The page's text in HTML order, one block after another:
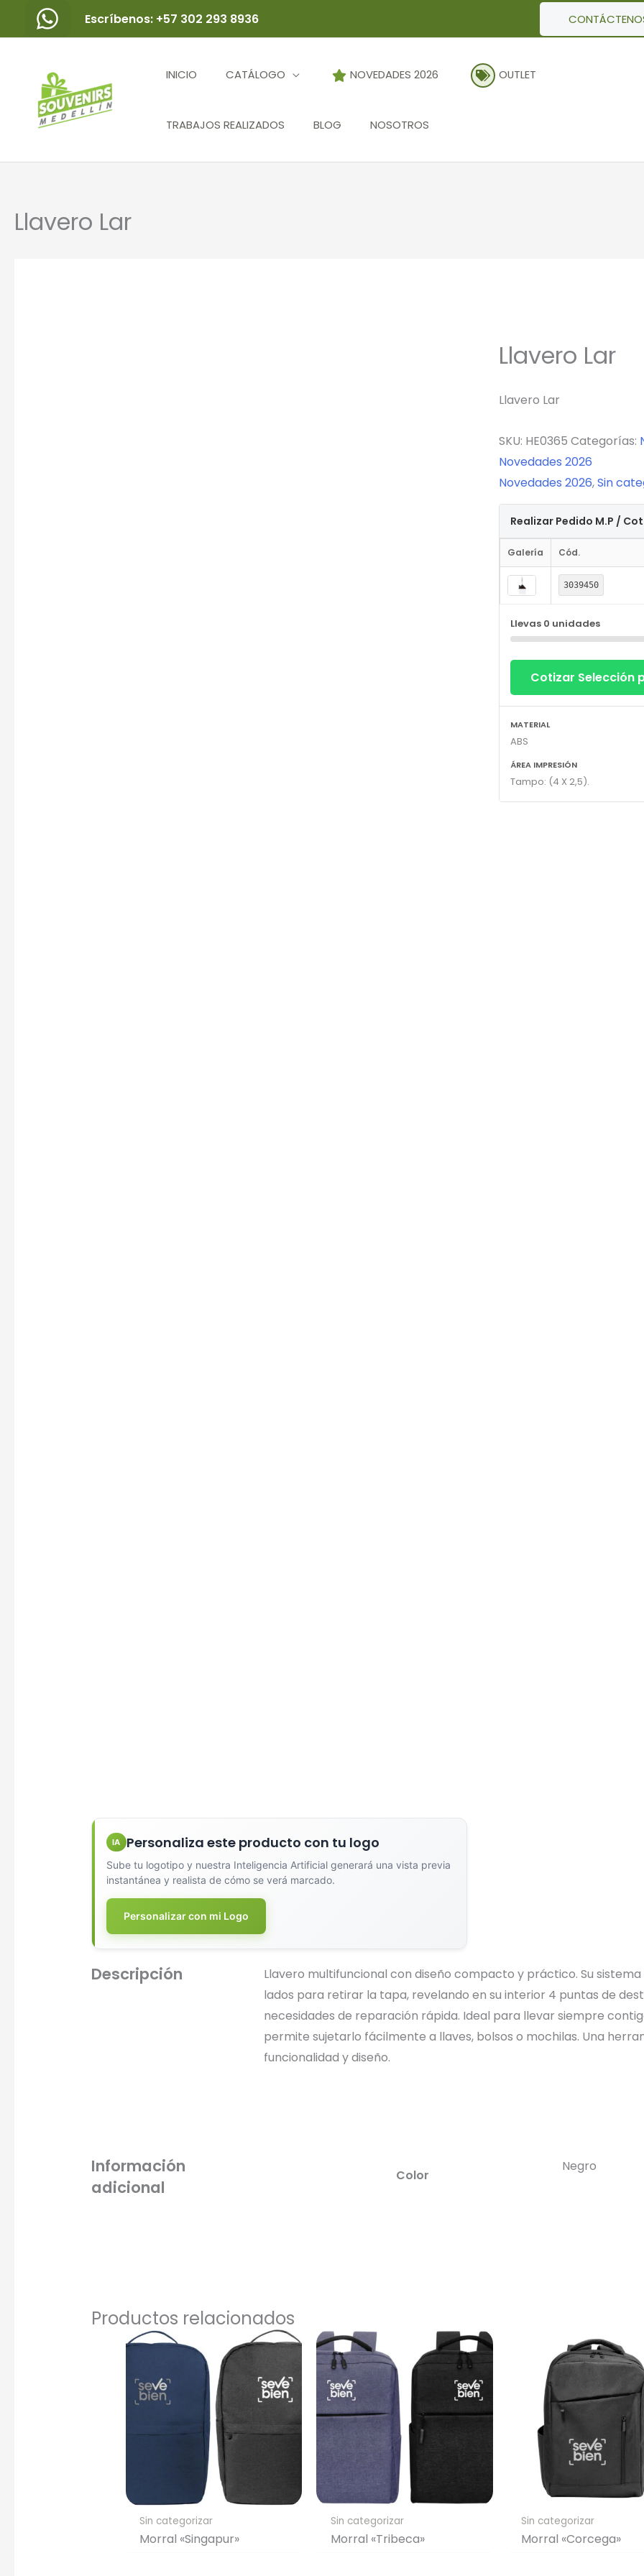
Escríbenos: +57 302 293 8936
INICIO CATÁLOGO NOVEDADES 2026 OUTLET
TRABAJOS REALIZADOS BLOG NOSOTROS
Llavero Lar
IA Personaliza este producto con tu logo
Sube tu logotipo y nuestra Inteligencia Artificial generará una vista previa
instantánea y realista de cómo se verá marcado.
Personalizar con mi Logo
Llavero Lar
Llavero Lar
SKU: HE0365 Categorías:
Novedades 2026
Novedades 2026,Sin
Realizar Pedido M.P /
Galería Cód.
3039450
Llevas 0 unidades
Cotizar Selección
MATERIAL
ABS
ÁREA IMPRESIÓN
Tampo: (4 X 2,5).
Descripción
Llavero multifuncional con diseño compacto y práctico. Su
lados para retirar la tapa, revelando en su interior 4 puntas de
necesidades de reparación rápida. Ideal para llevar siempre
permite sujetarlo fácilmente a llaves, bolsos o mochilas. Una
funcionalidad y diseño.
Información
adicional
Color
Negro
Productos relacionados
Sin categorizar
Morral «Singapur»
Sin categorizar
Morral «Tribeca»
Sin categorizar
Morral «Corcega»